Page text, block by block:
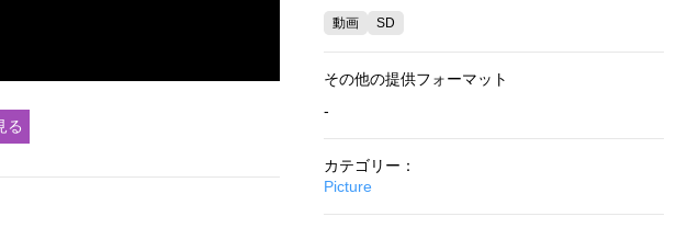
る
動画 SD
その他の提供フォーマット
-
カテゴリー：
Picture